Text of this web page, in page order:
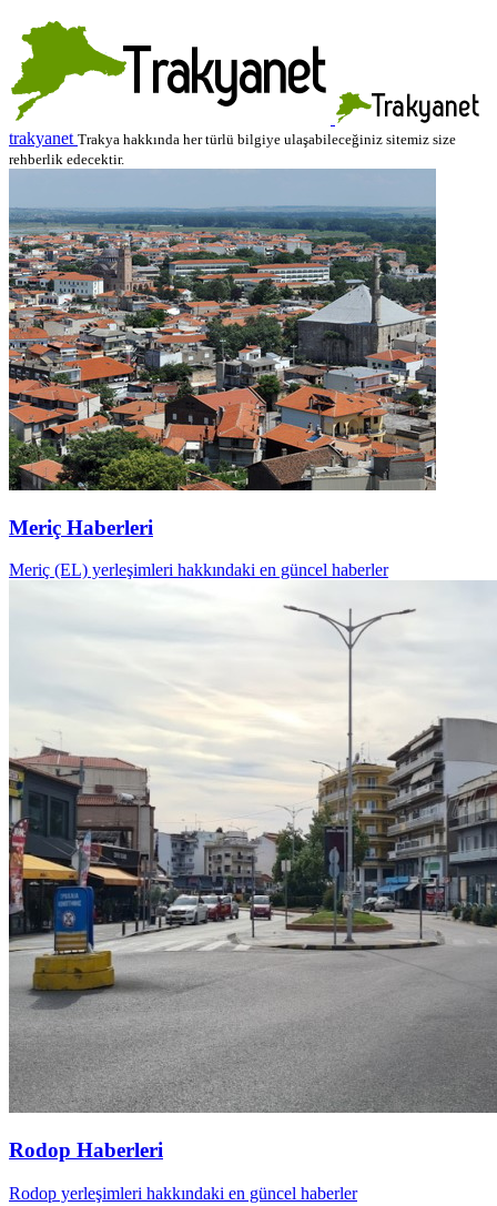
trakyanet Trakya hakkında her türlü bilgiye ulaşabileceğiniz sitemiz size
rehberlik edecektir.
Meriç Haberleri
Meriç (EL) yerleşimleri hakkındaki en güncel haberler
Rodop Haberleri
Rodop yerleşimleri hakkındaki en güncel haberler